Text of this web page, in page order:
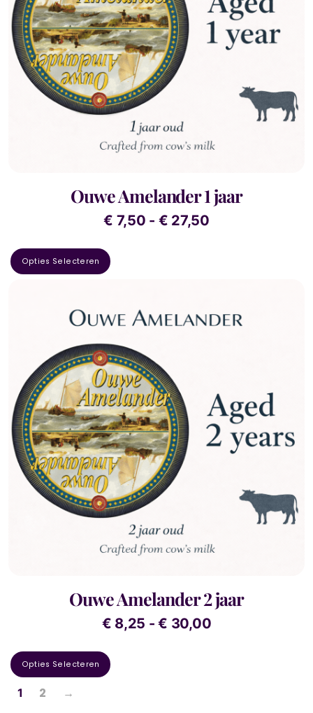
Ouwe Amelander 1 jaar
€ 7,50 - € 27,50
Opties Selecteren
Ouwe Amelander 2 jaar
€ 8,25 - € 30,00
Opties Selecteren
1 2 →